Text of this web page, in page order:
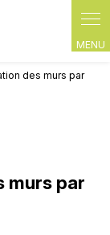
des murs par
murs par